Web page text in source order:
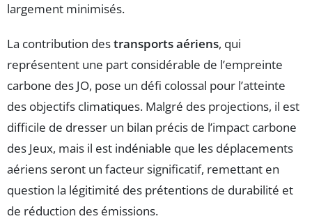
largement minimisés.
La contribution destransports aériens, qui
représentent une part considérable de l’empreinte
carbone des JO, pose un défi colossal pour l’atteinte
des objectifs climatiques. Malgré des projections, il est
difficile de dresser un bilan précis de l’impact carbone
des Jeux, mais il est indéniable que les déplacements
aériens seront un facteur significatif, remettant en
question la légitimité des prétentions de durabilité et
de réduction des émissions.